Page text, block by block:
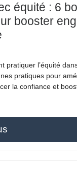
équité : 6
booster
pratiquer l’équité
pratiques pour
la confiance et